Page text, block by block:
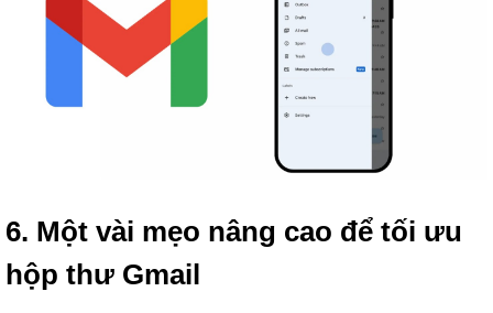
6. Một vài mẹo nâng cao để tối ưu
hộp thư Gmail